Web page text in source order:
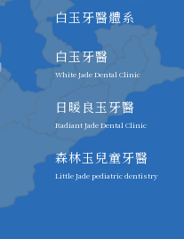
白玉牙醫體系
白玉牙醫
White Jade Dental Clinic
日暖良玉牙醫
Radiant Jade Dental Clinic
森林玉兒童牙醫
Little Jade pediatric dentistry